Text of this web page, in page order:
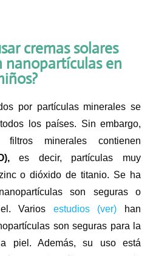
cremas solares
nanopartículas en
por partículas minerales se
los países. Sin embargo,
minerales contienen
es decir, partículas muy
o dióxido de titanio. Se ha
son seguras o
Varios estudios (ver)
han
son seguras para la
piel. Además, su uso está